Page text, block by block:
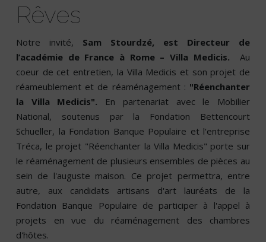
Rêves
Notre invité, Sam Stourdzé, est Directeur de
l’académie de France à Rome – Villa Medicis.
Au
coeur de cet entretien, la Villa Medicis et son projet de
réameublement et de réaménagement : "Réenchanter
la Villa Medicis". En partenariat avec le Mobilier
National, soutenus par la Fondation Bettencourt
Schueller, la Fondation Banque Populaire et l'entreprise
Tréca, le projet "Réenchanter la Villa Medicis" porte sur
le réaménagement de plusieurs ensembles de pièces au
sein de l'auguste maison. Ce projet permettra, entre
autre, aux candidats artisans d'art lauréats de la
Fondation Banque Populaire de participer à l'appel à
projets en vue du réaménagement des chambres
d'hôtes.